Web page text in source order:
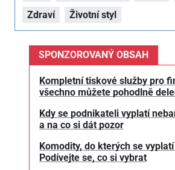
Zdraví
Životní styl
SPONZOROVANÝ OBSAH
Kompletní tiskové služby pro
všechno můžete pohodlně
Kdy se podnikateli vyplatí
a na co si dát pozor
Komodity, do kterých se
Podívejte se, co si vybrat